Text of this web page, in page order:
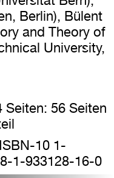
Berlin), Bülent
and Theory of
University,
Seiten: 56 Seiten
10 1-
1-933128-16-0